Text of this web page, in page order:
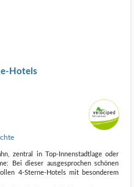
Hotels
zentral in Top-Innenstadtlage oder
Bei dieser ausgesprochen schönen
4-Sterne-Hotels mit besonderem